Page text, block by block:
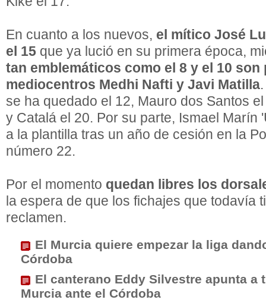
En cuanto a los nuevos, el mítico José
el 15 que ya lució en su primera época,
tan emblemáticos como el 8 y el 10 son
mediocentros Medhi Nafti y Javi Matilla
se ha quedado el 12, Mauro dos Santos
y Catalá el 20. Por su parte, Ismael Marín
a la plantilla tras un año de cesión en la
número 22.
Por el momento quedan libres los
la espera de que los fichajes que todavía
reclamen.
El Murcia quiere empezar la liga
Córdoba
El canterano Eddy Silvestre apunta a
Murcia ante el Córdoba